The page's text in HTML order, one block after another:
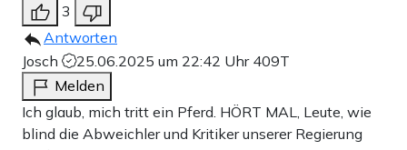
3
Antworten
Josch
25.06.2025 um 22:42 Uhr 409T
Melden
Ich glaub, mich tritt ein Pferd. HÖRT MAL, Leute, wie
blind die Abweichler und Kritiker unserer Regierung